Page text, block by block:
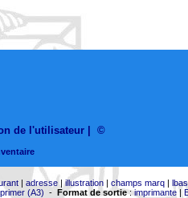
de l'utilisateur ©
| adresse|illustration| champs marq|
(A3) - Format de sortie:imprimante|